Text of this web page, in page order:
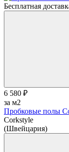
Бесплатная
6 580 ₽
за м2
Пробковые полы
Corkstyle
(Швейцария)